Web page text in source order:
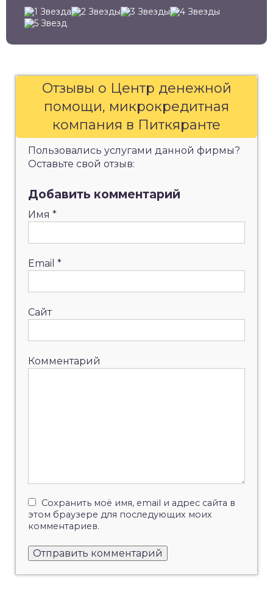
Отзывы о Центр денежной
помощи, микрокредитная
компания в Питкяранте
Пользовались услугами данной фирмы?
Оставьте свой отзыв:
Добавить комментарий
Имя *
Email *
Сайт
Комментарий
Сохранить моё имя, email и адрес сайта в
этом браузере для последующих моих
комментариев.